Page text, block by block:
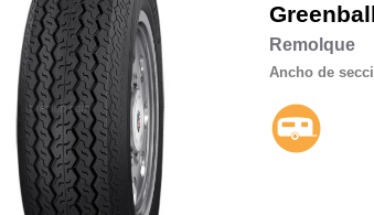
Greenball
Remolque
Ancho de